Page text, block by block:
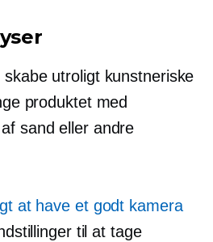
utroligt kunstneriske
produktet med
sand eller andre
at have et godt kamera
til at tage